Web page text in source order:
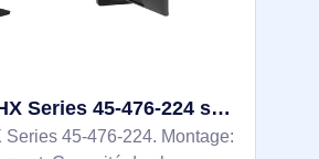
Ergotron HX Series 45-476-224 support d'écran plat pour bureau 81,3 cm (32") Noir
Series 45-476-224. Montage: